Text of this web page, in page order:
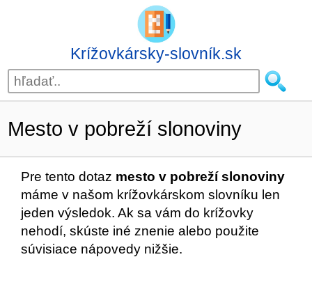
Krížovkársky-slovník.sk
Mesto v pobreží slonoviny
Pre tento dotaz mesto v pobreží slonoviny
máme v našom krížovkárskom slovníku len
jeden výsledok. Ak sa vám do krížovky
nehodí, skúste iné znenie alebo použite
súvisiace nápovedy nižšie.